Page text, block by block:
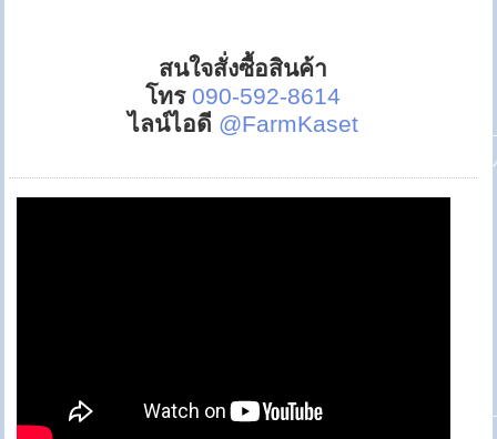
สนใจสั่งซื้อสินค้า
โทร 090-592-8614
ไลน์ไอดี @FarmKaset